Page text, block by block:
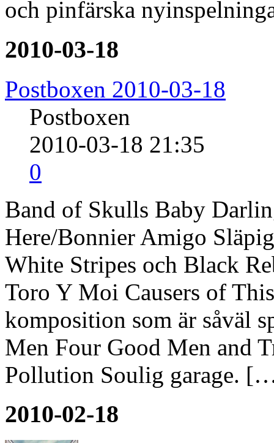
och pinfärska
2010-03-18
Postboxen 2010-03-18
Postboxen
2010-03-18 21:35
0
Band of Skulls Baby
Here/Bonnier Amigo
White Stripes och Black
Toro Y Moi Causers of
komposition som är såväl
Men Four Good Men and
Pollution Soulig garage.
2010-02-18